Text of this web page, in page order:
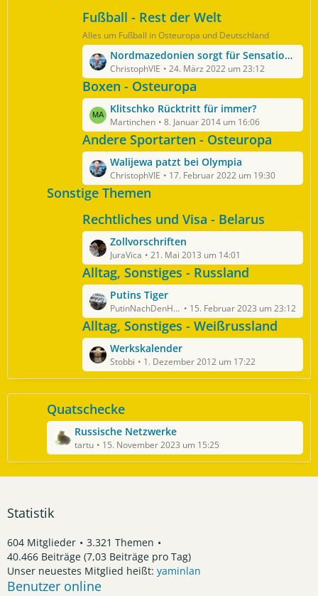
g
e
i
t
r
ä
g
e
t
e
B
e
t
r
ä
g
e
Fußball - Rest der Welt
Alles um Fußball in Osteuropa und Deutschland
L
e
t
z
t
e
B
e
i
t
r
g
e
Nordmazedonien sorgt für Sensation - Fußball-WM ohne Italien und die Türkei
ChristophVIE 24. März 2022 um 23:12
Boxen - Osteuropa
L
e
t
z
t
e
B
i
r
ä
g
e
Klitschko Rücktritt für immer?
Martinchen 8. Januar 2014 um 16:06
Andere Sportarten - Osteuropa
L
e
t
z
t
e
B
e
i
r
ä
g
e
Walijewa patzt bei Olympia
ChristophVIE 17. Februar 2022 um 19:30
Sonstige Themen
Rechtliches und Visa - Belarus
L
e
t
z
t
e
B
e
i
t
r
ä
g
e
Zollvorschriften
JuraVica 21. Mai 2013 um 14:01
Alltag, Sonstiges - Russland
L
e
t
z
t
e
B
e
i
t
r
ä
g
e
Putins Tiger
PutinNachDenHaag 15. Februar 2023 um 23:12
Alltag, Sonstiges - Weißrussland
L
e
t
z
t
e
B
e
i
t
Werkskalender
Stobbi 1. Dezember 2012 um 17:22
Quatschecke
L
e
t
z
i
t
r
ä
Russische Netzwerke
tartu 15. November 2023 um 15:25
Statistik
604 Mitglieder
3.321 Themen
40.466 Beiträge (7,03 Beiträge pro Tag)
Unser neuestes Mitglied heißt: yaminlan
Benutzer online